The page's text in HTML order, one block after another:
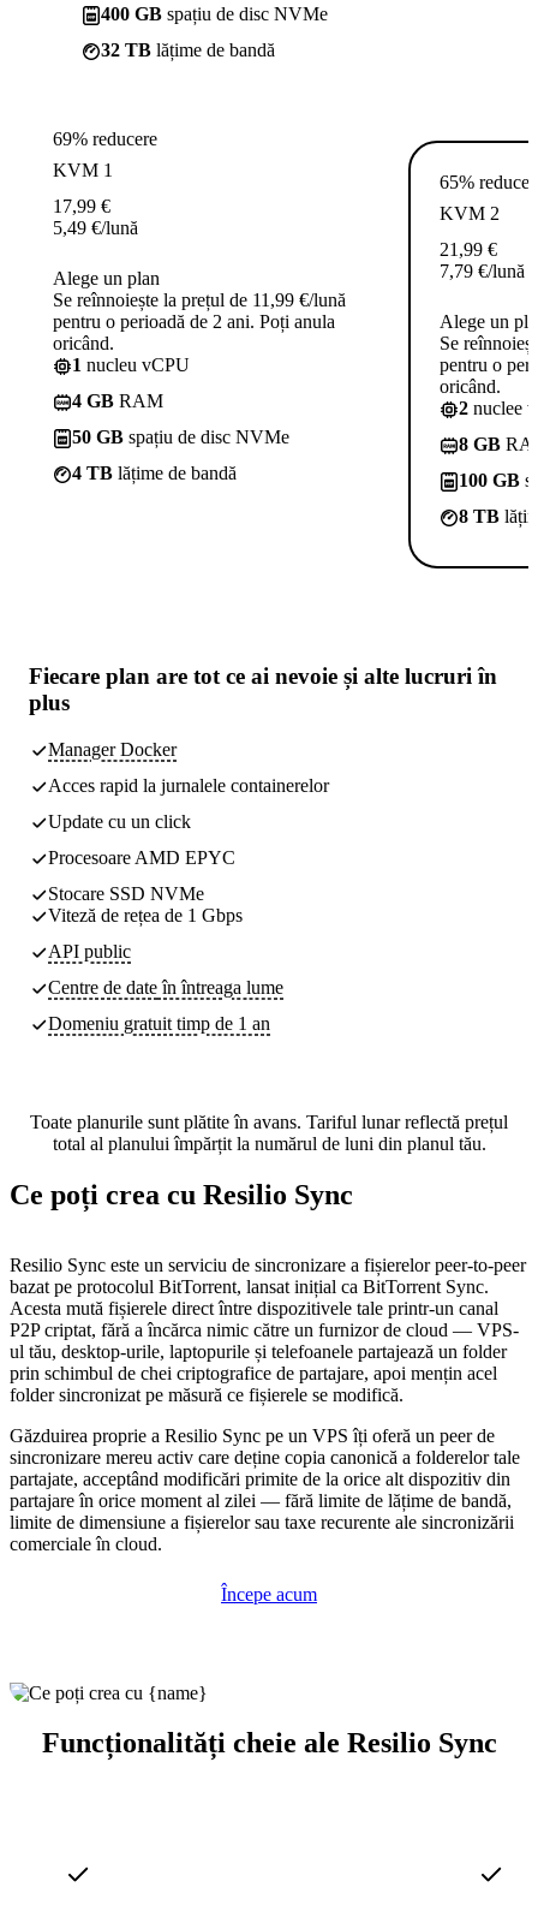
400 GB spațiu de disc NVMe
32 TB lățime de bandă
69% reducere
KVM 1
17,99 €
5,49 €/lună
Alege un plan
Se reînnoiește la prețul de 11,99 €/lună
pentru o perioadă de 2 ani. Poți anula
oricând.
1 nucleu vCPU
4 GB RAM
50 GB spațiu de disc NVMe
4 TB lățime de bandă
65%
KVM 2
21,99 €
7,79 €/lună
Alege un
Se
pentru o
oricând.
2 nuclee
8 GB
100 GB
8 TB
Fiecare plan are tot ce ai nevoie și alte lucruri în
plus
Manager Docker
Acces rapid la jurnalele containerelor
Update cu un click
Procesoare AMD EPYC
Stocare SSD NVMe
Viteză de rețea de 1 Gbps
API public
Centre de dateîn întreaga lume
Domeniu gratuit timp de 1 an
Toate planurile sunt plătite în avans. Tariful lunar reflectă prețul
total al planului împărțit la numărul de luni din planul tău.
Ce poți crea cu Resilio Sync
Resilio Sync este un serviciu de sincronizare a fișierelor peer-to-peer
bazat pe protocolul BitTorrent, lansat inițial ca BitTorrent Sync.
Acesta mută fișierele direct între dispozitivele tale printr-un canal
P2P criptat, fără a încărca nimic către un furnizor de cloud — VPS-
ul tău, desktop-urile, laptopurile și telefoanele partajează un folder
prin schimbul de chei criptografice de partajare, apoi mențin acel
folder sincronizat pe măsură ce fișierele se modifică.
Găzduirea proprie a Resilio Sync pe un VPS îți oferă un peer de
sincronizare mereu activ care deține copia canonică a folderelor tale
partajate, acceptând modificări primite de la orice alt dispozitiv din
partajare în orice moment al zilei — fără limite de lățime de bandă,
limite de dimensiune a fișierelor sau taxe recurente ale sincronizării
comerciale în cloud.
Începe acum
Funcționalități cheie ale Resilio Sync